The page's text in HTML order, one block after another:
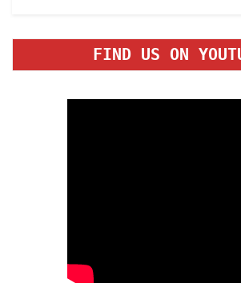
FIND US ON